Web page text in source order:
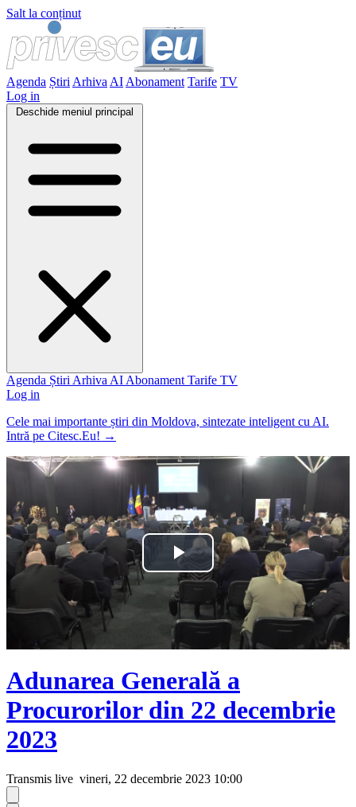
Salt la conținut
Agenda Știri Arhiva AI Abonament Tarife TV
Log in
Deschide meniul principal
Agenda Știri Arhiva AI Abonament Tarife TV
Log in
Cele mai importante știri din Moldova, sintezate inteligent cu AI.
Intră pe Citesc.Eu! →
Play
Video
Adunarea Generală a
Procurorilor din 22 decembrie
2023
Transmis live vineri, 22 decembrie 2023 10:00